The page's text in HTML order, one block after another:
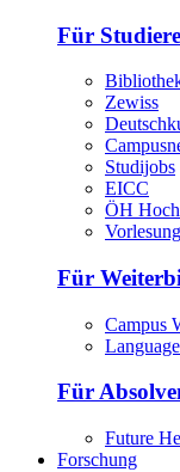
Für
Zewiss
Studijobs
EICC
ÖH
Für
Campus
Für
Future
Forschung